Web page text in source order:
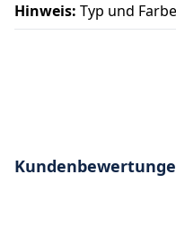
Hinweis: Typ und